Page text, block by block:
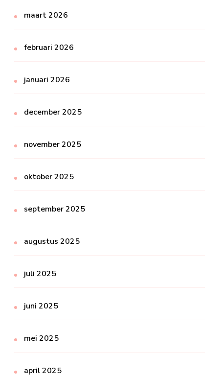
maart 2026
februari 2026
januari 2026
december 2025
november 2025
oktober 2025
september 2025
augustus 2025
juli 2025
juni 2025
mei 2025
april 2025